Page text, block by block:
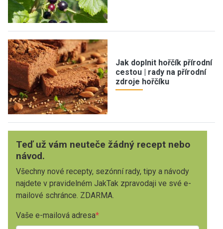
Jak doplnit hořčík přírodní
cestou | rady na přírodní
zdroje hořčíku
Teď už vám neuteče žádný recept nebo
návod.
Všechny nové recepty, sezónní rady, tipy a návody
najdete v pravidelném JakTak zpravodaji ve své e-
mailové schránce. ZDARMA.
Vaše e-mailová adresa